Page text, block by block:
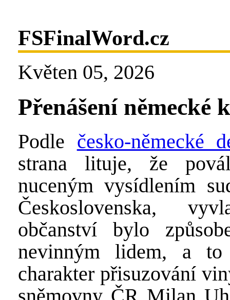
FSFinalWord.cz
Květen 05, 2026
Přenášení
Podle česko-německé
strana lituje, že
nuceným vysídlením
Československa,
občanství bylo
nevinným lidem, a
charakter přisuzování